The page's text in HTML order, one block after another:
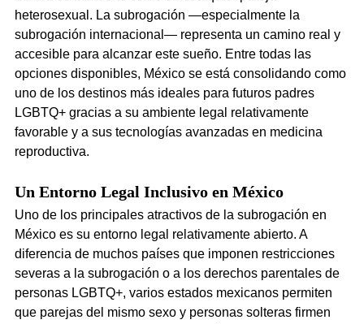
heterosexual. La subrogación —especialmente la
subrogación internacional— representa un camino real y
accesible para alcanzar este sueño. Entre todas las
opciones disponibles, México se está consolidando como
uno de los destinos más ideales para futuros padres
LGBTQ+ gracias a su ambiente legal relativamente
favorable y a sus tecnologías avanzadas en medicina
reproductiva.
Un Entorno Legal Inclusivo en México
Uno de los principales atractivos de la subrogación en
México es su entorno legal relativamente abierto. A
diferencia de muchos países que imponen restricciones
severas a la subrogación o a los derechos parentales de
personas LGBTQ+, varios estados mexicanos permiten
que parejas del mismo sexo y personas solteras firmen